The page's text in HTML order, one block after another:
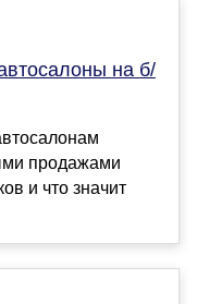
на б/
продажами
и что значит